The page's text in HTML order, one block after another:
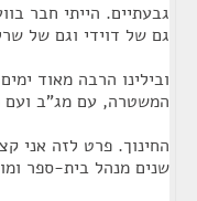
גבעתיים. הייתי חבר
גם של דוידי וגם של
ובילינו הרבה מאוד
המשטרה, עם מג"ב
החינוך. פרט לזה אני
שנים מנהל בית-ספר